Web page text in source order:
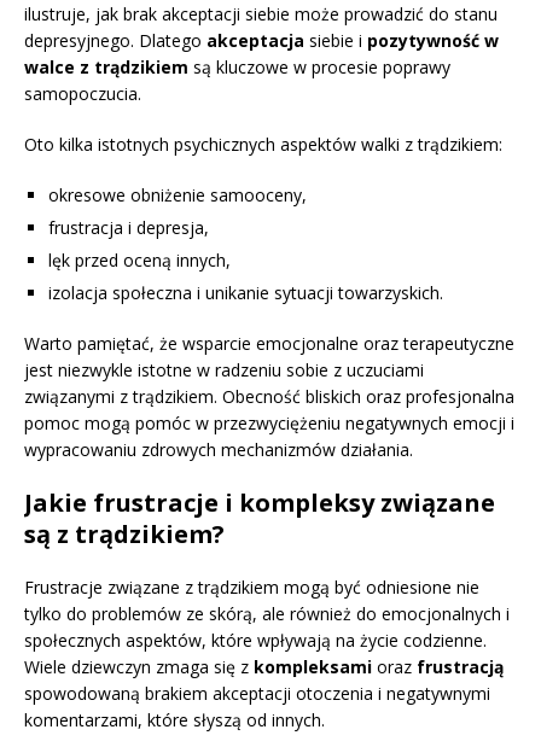
ilustruje, jak brak akceptacji siebie może prowadzić do stanu
depresyjnego. Dlatego akceptacja siebie i pozytywność w
walce z trądzikiem są kluczowe w procesie poprawy
samopoczucia.
Oto kilka istotnych psychicznych aspektów walki z trądzikiem:
okresowe obniżenie samooceny,
frustracja i depresja,
lęk przed oceną innych,
izolacja społeczna i unikanie sytuacji towarzyskich.
Warto pamiętać, że wsparcie emocjonalne oraz terapeutyczne
jest niezwykle istotne w radzeniu sobie z uczuciami
związanymi z trądzikiem. Obecność bliskich oraz profesjonalna
pomoc mogą pomóc w przezwyciężeniu negatywnych emocji i
wypracowaniu zdrowych mechanizmów działania.
Jakie frustracje i kompleksy związane
są z trądzikiem?
Frustracje związane z trądzikiem mogą być odniesione nie
tylko do problemów ze skórą, ale również do emocjonalnych i
społecznych aspektów, które wpływają na życie codzienne.
Wiele dziewczyn zmaga się z kompleksami oraz frustracją
spowodowaną brakiem akceptacji otoczenia i negatywnymi
komentarzami, które słyszą od innych.